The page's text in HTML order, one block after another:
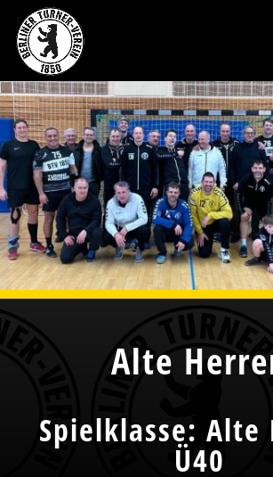
Alte
Spielklasse: Alte
Ü40